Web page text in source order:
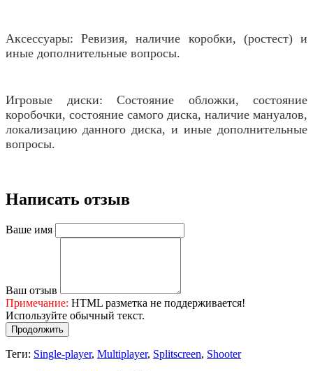
Аксессуары: Ревизия, наличие коробки, (ростест) и
иные дополнительные вопросы.
Игровые диски: Состояние обложки, состояние
коробочки, состояние самого диска, наличие мануалов,
локализацию данного диска, и иные дополнительные
вопросы.
Написать отзыв
Ваше имя
Ваш отзыв
Примечание: HTML разметка не поддерживается!
Используйте обычный текст.
Продолжить
Теги: Single-player, Multiplayer, Splitscreen, Shooter